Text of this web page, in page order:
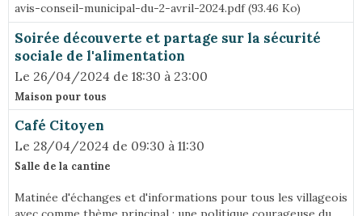
avis-conseil-municipal-du-2-avril-2024.pdf (93.46 Ko)
Soirée découverte et partage sur la sécurité
sociale de l'alimentation
Le 26/04/2024 de 18:30 à 23:00
Maison pour tous
Café Citoyen
Le 28/04/2024 de 09:30 à 11:30
Salle de la cantine
Matinée d'échanges et d'informations pour tous les villageois